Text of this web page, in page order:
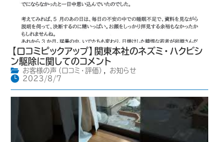
【口コミピックアップ】関東本社のネズミ・ハクビシ
ン駆除に関してのコメント
お客様の声（口コミ・評価） ,
お知らせ
2023/8/7